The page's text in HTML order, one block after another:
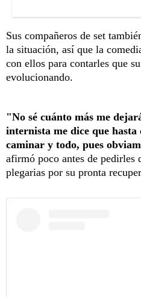
Sus compañeros de set
la situación, así que la
con ellos para contarles que
evolucionando.
"No sé cuánto más me
internista me dice que hasta
caminar y todo, pues
afirmó poco antes de pedirles
plegarias por su pronta